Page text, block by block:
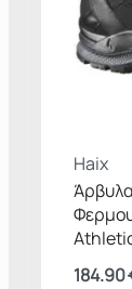
Haix
184.90